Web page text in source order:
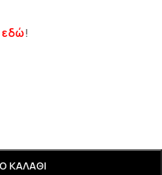
εδώ!
ΚΑΛΆΘΙ